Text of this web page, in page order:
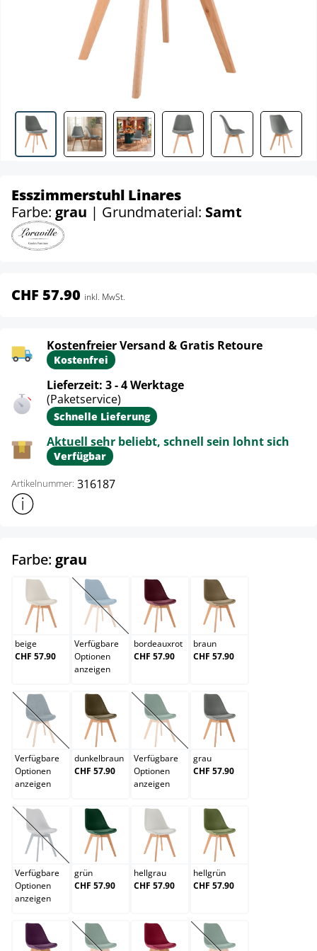
Esszimmerstuhl Linares
Farbe: grau | Grundmaterial: Samt
CHF 57.90 inkl. MwSt.
Kostenfreier Versand & Gratis Retoure
Kostenfrei
Lieferzeit: 3 - 4 Werktage
(Paketservice)
Schnelle Lieferung
Aktuell sehr beliebt, schnell sein lohnt sich
Verfügbar
Artikelnummer: 316187
Weitere Produktinformationen anzeigen
Farbe: grau
beige
beige
CHF 57.90
blau
(Diese Option ist zurzeit nicht verfügbar.)
Verfügbare
Optionen
anzeigen
bordeauxrot
bordeauxrot
CHF 57.90
braun
braun
CHF 57.90
dunkelblau
(Diese Option ist zurzeit nicht verfügbar.)
Verfügbare
Optionen
anzeigen
dunkelbraun
dunkelbraun
CHF 57.90
dunkelgrau
(Diese Option ist zurzeit nicht
Verfügbare
Optionen
anzeigen
grau
grau
CHF 57.90
grau/grau
(Diese Option ist zurzeit nicht verfügbar.)
Verfügbare
Optionen
anzeigen
grün
grün
CHF 57.90
hellgrau
hellgrau
CHF 57.90
hellgrün
hellgrün
CHF 57.90